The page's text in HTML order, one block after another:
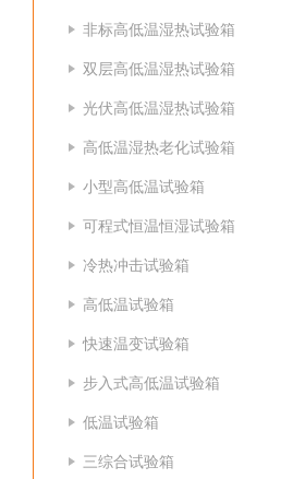
非标高低温湿热试验箱
双层高低温湿热试验箱
光伏高低温湿热试验箱
高低温湿热老化试验箱
小型高低温试验箱
可程式恒温恒湿试验箱
冷热冲击试验箱
高低温试验箱
快速温变试验箱
步入式高低温试验箱
低温试验箱
三综合试验箱